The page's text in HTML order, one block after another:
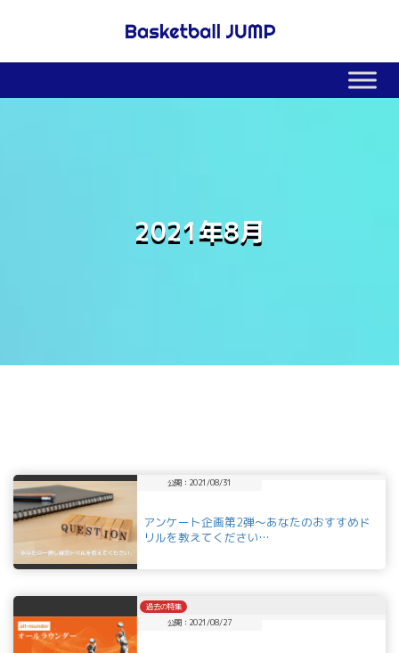
2021年8月
公開：2021/08/31
アンケート企画第2弾～あなたのおすすめド
リルを教えてください…
過去の特集
公開：2021/08/27